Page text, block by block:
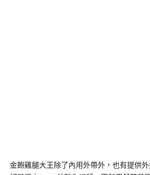
金飽雞腿大王除了內用外帶外，也有提供